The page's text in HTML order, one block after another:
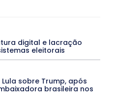
Política Crônicas
CULTURA
DANÇA Dengue
Denuncia
DF
DESTAQUE SAÚDE
E OPORTUNIDADES
ENTORNO
Santo ESPORTE
ESTÁGIO
digital e lacração
eleitorais
sobre Trump, após
brasileira nos